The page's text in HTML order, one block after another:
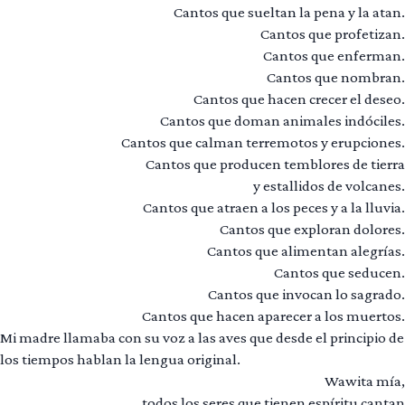
Cantos que sueltan la pena y la atan.
Cantos que profetizan.
Cantos que enferman.
Cantos que nombran.
Cantos que hacen crecer el deseo.
Cantos que doman animales indóciles.
Cantos que calman terremotos y erupciones.
Cantos que producen temblores de tierra
y estallidos de volcanes.
Cantos que atraen a los peces y a la lluvia.
Cantos que exploran dolores.
Cantos que alimentan alegrías.
Cantos que seducen.
Cantos que invocan lo sagrado.
Cantos que hacen aparecer a los muertos.
Mi madre llamaba con su voz a las aves que desde el principio de
los tiempos hablan la lengua original.
Wawita mía,